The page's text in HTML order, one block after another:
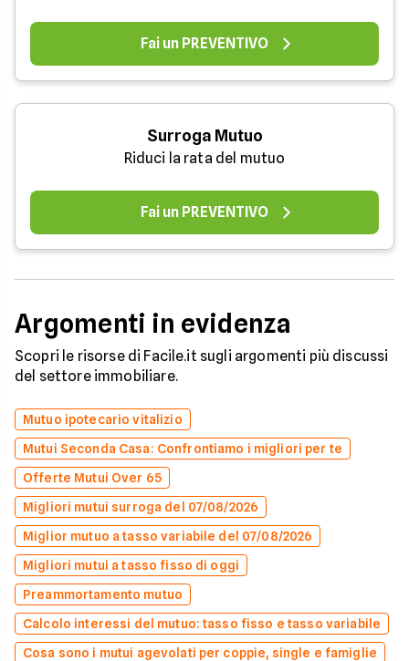
Fai un PREVENTIVO
Surroga Mutuo
Riduci la rata del mutuo
Fai un PREVENTIVO
Argomenti in evidenza
Scopri le risorse di Facile.it sugli argomenti più discussi
del settore immobiliare.
Mutuo ipotecario vitalizio
Mutui Seconda Casa: Confrontiamo i migliori per te
Offerte Mutui Over 65
Migliori mutui surroga del 07/08/2026
Miglior mutuo a tasso variabile del 07/08/2026
Migliori mutui a tasso fisso di oggi
Preammortamento mutuo
Calcolo interessi del mutuo: tasso fisso e tasso variabile
Cosa sono i mutui agevolati per coppie, single e famiglie